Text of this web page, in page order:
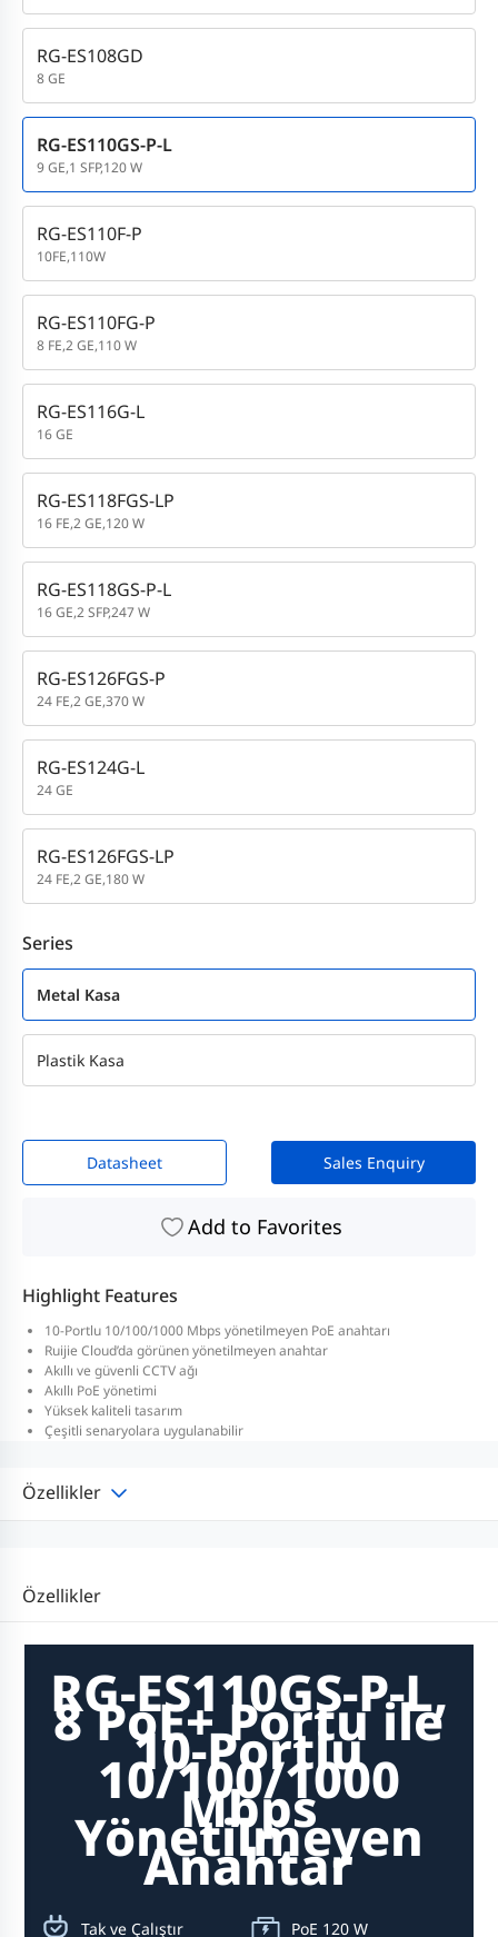
RG-ES108GD
8 GE
RG-ES110GS-P-L
9 GE,1 SFP,120 W
RG-ES110F-P
10FE,110W
RG-ES110FG-P
8 FE,2 GE,110 W
RG-ES116G-L
16 GE
RG-ES118FGS-LP
16 FE,2 GE,120 W
RG-ES118GS-P-L
16 GE,2 SFP,247 W
RG-ES126FGS-P
24 FE,2 GE,370 W
RG-ES124G-L
24 GE
RG-ES126FGS-LP
24 FE,2 GE,180 W
Series
Metal Kasa
Plastik Kasa
Datasheet Sales Enquiry
Add to Favorites
Highlight Features
10-Portlu 10/100/1000 Mbps yönetilmeyen PoE anahtarı
Ruijie Cloud’da görünen yönetilmeyen anahtar
Akıllı ve güvenli CCTV ağı
Akıllı PoE yönetimi
Yüksek kaliteli tasarım
Çeşitli senaryolara uygulanabilir
Özellikler
Özellikler
RG-ES110GS-P-L,
8 PoE+ Portu ile
10-Portlu
10/100/1000
Mbps
Yönetilmeyen
Anahtar
Tak ve Çalıştır PoE 120 W